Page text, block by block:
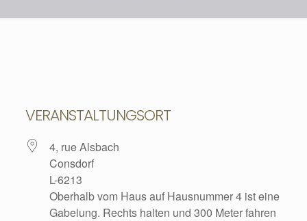
VERANSTALTUNGSORT
4, rue Alsbach
Consdorf
L-6213
Oberhalb vom Haus auf Hausnummer 4 ist eine
Gabelung. Rechts halten und 300 Meter fahren